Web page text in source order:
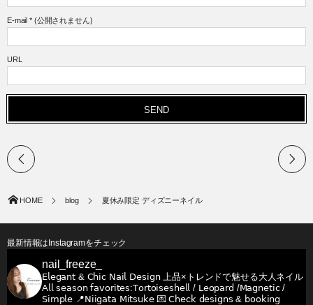
E-mail *(公開されません)
URL
HOME blog 夏休み限定 ディズニーネイル
最新情報はInstagramをチェック
nail_freeze_
𝖤𝗅𝖾𝗀𝖺𝗇𝗍 & 𝖢𝗁𝗂𝖼 𝖭𝖺𝗂𝗅 𝖣𝖾𝗌𝗂𝗀𝗇上品×トレンドで魅せる大人ネイル
𝖠𝗅𝗅 𝗌𝖾𝖺𝗌𝗈𝗇 𝖿𝖺𝗏𝗈𝗋𝗂𝗍𝖾𝗌:𝖳𝗈𝗋𝗍𝗈𝗂𝗌𝖾𝗌𝗁𝖾𝗅𝗅 / 𝖫𝖾𝗈𝗉𝖺𝗋𝖽 /𝖬𝖺𝗀𝗇𝖾𝗍𝗂𝖼 /
𝖲𝗂𝗆𝗉𝗅𝖾 📍𝖭𝗂𝗂𝗀𝖺𝗍𝖺 𝖬𝗂𝗍𝗌𝗎𝗄𝖾💌 𝖢𝗁𝖾𝖼𝗄 𝖽𝖾𝗌𝗂𝗀𝗇𝗌 & 𝖻𝗈𝗈𝗄𝗂𝗇𝗀